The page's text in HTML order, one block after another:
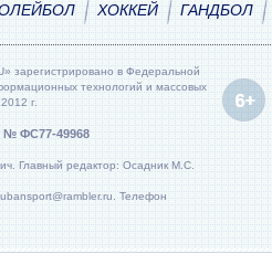
ХОККЕЙ ГАНДБОЛ
зарегистрировано в Федеральной
технологий и массовых
г.
№ ФС77-49968
Главный редактор: Осадник М.С.
Телефон